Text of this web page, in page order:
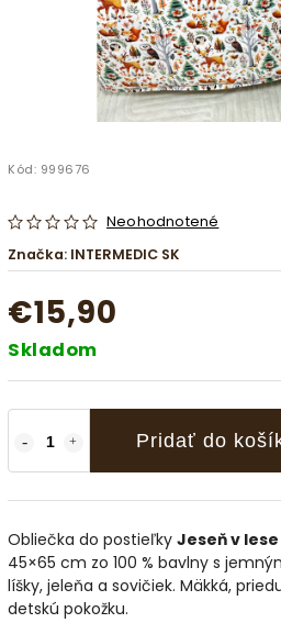
Kód: 999676
Neohodnotené
Značka: INTERMEDIC SK
€15,90
Skladom
Pridať do
Obliečka do postieľky Jeseň v lese
45×65 cm zo 100 % bavlny s
líšky, jeleňa a sovičiek. Mäkká,
detskú pokožku.